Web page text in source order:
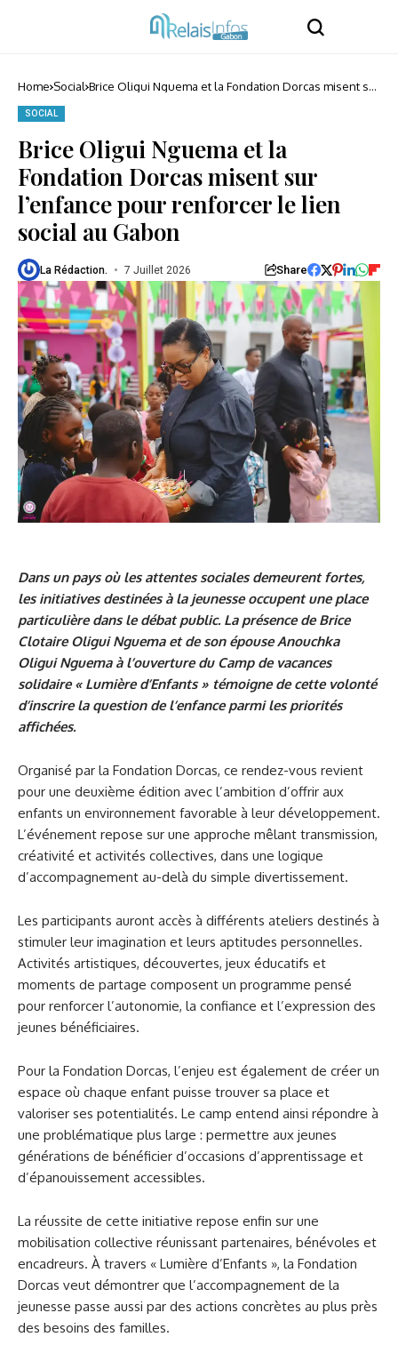
Home Social Brice Oligui Nguema et la Fondation Dorcas misent sur
SOCIAL
Brice Oligui Nguema et la
Fondation Dorcas misent sur
l’enfance pour renforcer le lien
social au Gabon
La Rédaction. 7 Juillet 2026 Share
Dans un pays où les attentes sociales demeurent fortes,
les initiatives destinées à la jeunesse occupent une place
particulière dans le débat public. La présence de Brice
Clotaire Oligui Nguema et de son épouse Anouchka
Oligui Nguema à l’ouverture du Camp de vacances
solidaire « Lumière d’Enfants » témoigne de cette volonté
d’inscrire la question de l’enfance parmi les priorités
affichées.
Organisé par la Fondation Dorcas, ce rendez-vous revient
pour une deuxième édition avec l’ambition d’offrir aux
enfants un environnement favorable à leur développement.
L’événement repose sur une approche mêlant transmission,
créativité et activités collectives, dans une logique
d’accompagnement au-delà du simple divertissement.
Les participants auront accès à différents ateliers destinés à
stimuler leur imagination et leurs aptitudes personnelles.
Activités artistiques, découvertes, jeux éducatifs et
moments de partage composent un programme pensé
pour renforcer l’autonomie, la confiance et l’expression des
jeunes bénéficiaires.
Pour la Fondation Dorcas, l’enjeu est également de créer un
espace où chaque enfant puisse trouver sa place et
valoriser ses potentialités. Le camp entend ainsi répondre à
une problématique plus large : permettre aux jeunes
générations de bénéficier d’occasions d’apprentissage et
d’épanouissement accessibles.
La réussite de cette initiative repose enfin sur une
mobilisation collective réunissant partenaires, bénévoles et
encadreurs. À travers « Lumière d’Enfants », la Fondation
Dorcas veut démontrer que l’accompagnement de la
jeunesse passe aussi par des actions concrètes au plus près
des besoins des familles.